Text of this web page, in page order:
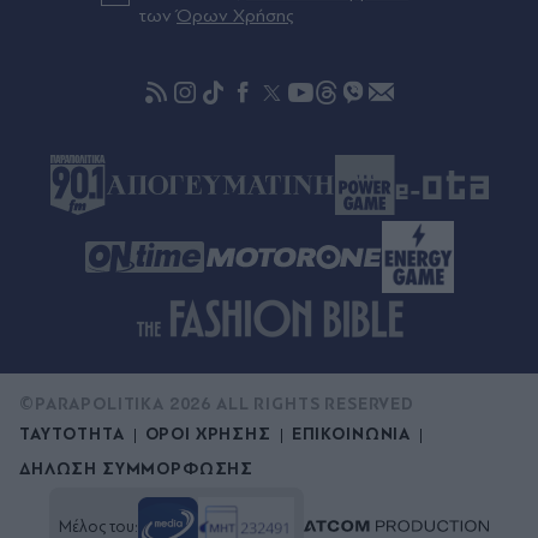
Πριν 47 λεπτά
γκολ, μετά τον θάνατο του πατέρα του (Βίντεο)
τωνΌρων Χρήσης
ΤΑΥΤΟΤΗΤΑ ΟΡΟΙ ΧΡΗΣΗΣ
ΕΠΙΚΟΙΝΩΝΙΑ
ΔΗΛΩΣΗ ΣΥΜΜΟΡΦΩΣΗΣ
©PARAPOLITIKA 2026 ALL RIGHTS RESERVED
Μέλος του: